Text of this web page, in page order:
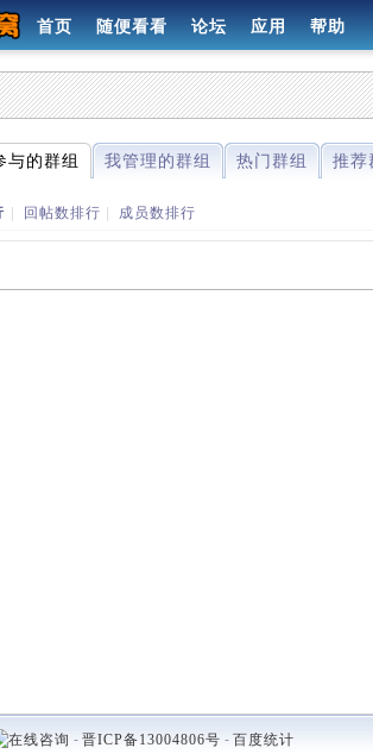
首页 随便看看 论坛 应用 帮助
与的群组 我管理的群组 热门群组 推荐
回帖数排行 成员数排行
- 晋ICP备13004806号 - 百度统计